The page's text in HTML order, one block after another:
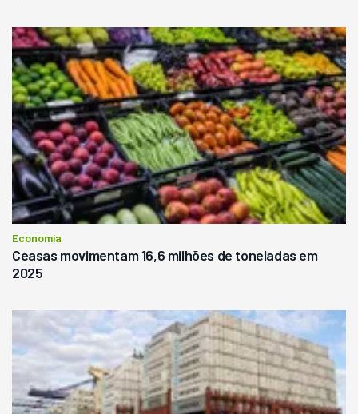
Economia
Ceasas movimentam 16,6 milhões de toneladas em
2025